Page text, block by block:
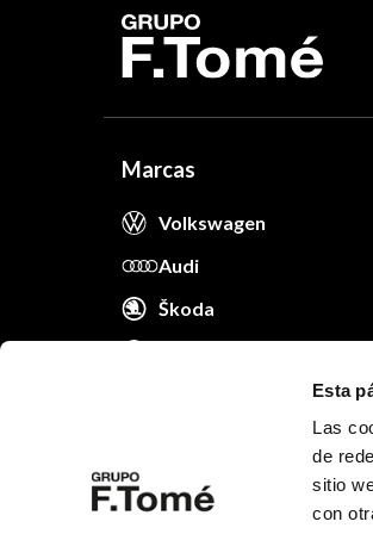
Esta
Las
de
sitio
con
Marcas
Volkswagen
Audi
Škoda